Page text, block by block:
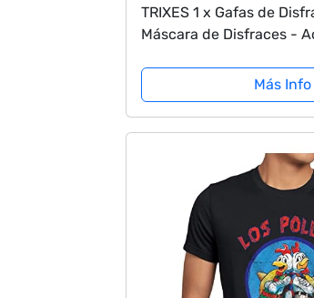
TRIXES 1 x Gafas de
Máscara de Disfraces -
Construcción Científico
de...
Más Info